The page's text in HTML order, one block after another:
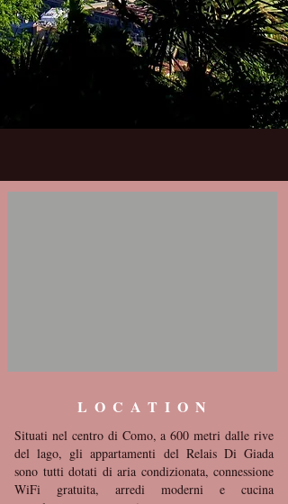
LOCATION
Situati nel centro di Como, a 600 metri dalle rive
del lago, gli appartamenti del Relais Di Giada
sono tutti dotati di aria condizionata, connessione
WiFi gratuita, arredi moderni e cucina